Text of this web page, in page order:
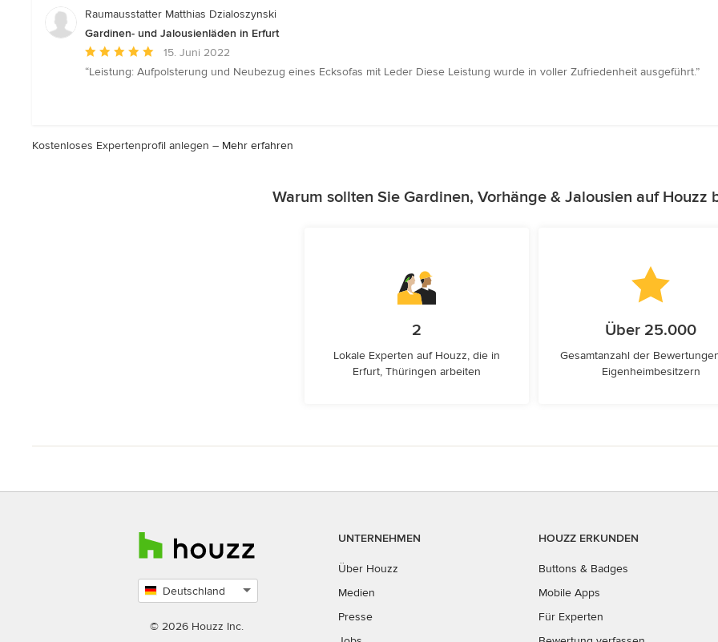
Raumausstatter Matthias Dzialoszynski
Gardinen- und Jalousienläden in Erfurt
Durchschnittliche
Bewertung:
15. Juni 2022
“Leistung: Aufpolsterung und Neubezug eines Ecksofas mit Leder Diese Leistung wurde in voller Zufriedenheit ausgeführt.”
Kostenloses Expertenprofil anlegen – Mehr erfahren
Warum sollten Sie Gardinen, Vorhänge & Jalousien auf Houzz
2
Lokale Experten auf Houzz, die in
Erfurt, Thüringen arbeiten
Über 25.000
Gesamtanzahl der
Eigenheimbesitzern
Deutschland
auswählen
© 2026 Houzz Inc.
UNTERNEHMEN
Über Houzz
Medien
Presse
HOUZZ ERKUNDEN
Buttons & Badges
Mobile Apps
Für Experten